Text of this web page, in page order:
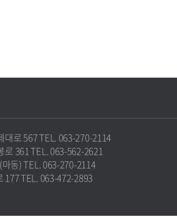
대로 567 TEL. 063-270-2114
로 361 TEL. 063-562-2621
동) TEL. 063-270-2114
177 TEL. 063-472-2893